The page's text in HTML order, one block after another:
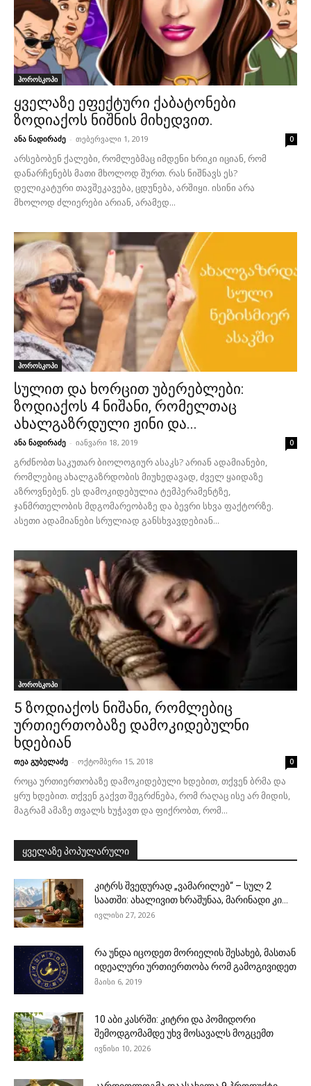
ჰოროსკოპი
ყველაზე ეფექტური ქაბატონები
ზოდიაქოს ნიშნის მიხედვით.
ანა ნადირაძე - თებერვალი 1, 2019 0
არსებობენ ქალები, რომლებმაც იმდენი ხრიკი იციან, რომ
დანარჩენებს მათი მხოლოდ შურთ. რას ნიშნავს ეს?
დელიკატური თავშეკავება, ცდუნება, არშიყი. ისინი არა
მხოლოდ ძლიერები არიან, არამედ...
ჰოროსკოპი
სულით და ხორცით უბერებლები:
ზოდიაქოს 4 ნიშანი, რომელთაც
ახალგაზრდული ჟინი და...
ანა ნადირაძე - იანვარი 18, 2019 0
გრძნობთ საკუთარ ბიოლოგიურ ასაკს? არიან ადამიანები,
რომლებიც ახალგაზრდობის მიუხედავად, ძველ ყაიდაზე
აზროვნებენ. ეს დამოკიდებულია ტემპერამენტზე,
ჯანმრთელობის მდგომარეობაზე და ბევრი სხვა ფაქტორზე.
ასეთი ადამიანები სრულიად განსხვავდებიან...
ჰოროსკოპი
5 ზოდიაქოს ნიშანი, რომლებიც
ურთიერთობაზე დამოკიდებულნი
ხდებიან
თეა გუბელაძე - ოქტომბერი 15, 2018 0
როცა ურთიერთობაზე დამოკიდებული ხდებით, თქვენ ბრმა და
ყრუ ხდებით. თქვენ გაქვთ შეგრძნება, რომ რაღაც ისე არ მიდის,
მაგრამ ამაზე თვალს ხუჭავთ და ფიქრობთ, რომ...
ყველაზე პოპულარული
კიტრს შვედურად „ვამარილებ“ – სულ 2
საათში: ახალივით ხრაშუნაა, მარინადი კი...
ივლისი 27, 2026
რა უნდა იცოდეთ მორიელის შესახებ, მასთან
იდეალური ურთიერთობა რომ გამოგივიდეთ
მაისი 6, 2019
10 აბი კასრში: კიტრი და პომიდორი
შემოდგომამდე უხვ მოსავალს მოგცემთ
ივნისი 10, 2026